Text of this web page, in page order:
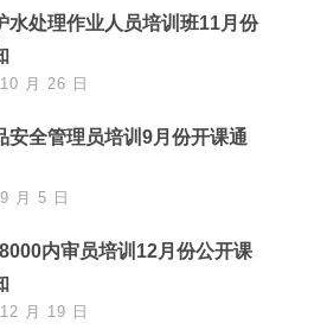
水处理作业人员培训班11月份
月 26 日
安全管理员培训9月份开课通
月 5 日
内审员培训12月份公开课
月 19 日